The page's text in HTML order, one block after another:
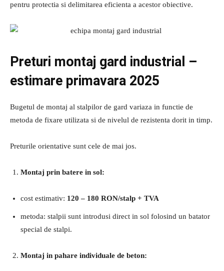
pentru protectia si delimitarea eficienta a acestor obiective.
Preturi montaj gard industrial –
estimare primavara 2025
Bugetul de montaj al stalpilor de gard variaza in functie de
metoda de fixare utilizata si de nivelul de rezistenta dorit in timp.
Preturile orientative sunt cele de mai jos.
Montaj prin batere in sol:
cost estimativ: 120 – 180 RON/stalp + TVA
metoda: stalpii sunt introdusi direct in sol folosind un batator
special de stalpi.
Montaj in pahare individuale de beton: